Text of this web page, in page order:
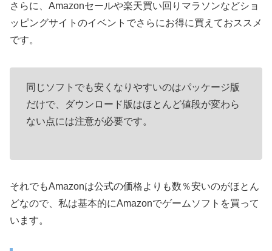
さらに、Amazonセールや楽天買い回りマラソンなどショ
ッピングサイトのイベントでさらにお得に買えておススメ
です。
同じソフトでも安くなりやすいのはパッケージ版
だけで、ダウンロード版はほとんど値段が変わら
ない点には注意が必要です。
それでもAmazonは公式の価格よりも数％安いのがほとん
どなので、私は基本的にAmazonでゲームソフトを買って
います。